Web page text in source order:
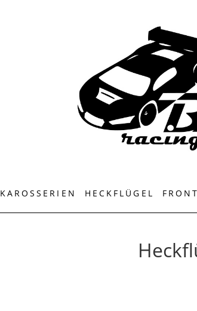
KAROSSERIEN HECKFLÜGEL